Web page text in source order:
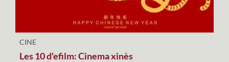
CINE
Les 10 d'efilm: Cinema xinès